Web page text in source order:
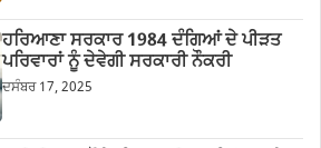
ਹਰਿਆਣਾ ਸਰਕਾਰ 1984 ਦੰਗਿਆਂ ਦੇ ਪੀੜਤ
ਪਰਿਵਾਰਾਂ ਨੂੰ ਦੇਵੇਗੀ ਸਰਕਾਰੀ ਨੌਕਰੀ
ਦਸੰਬਰ 17, 2025